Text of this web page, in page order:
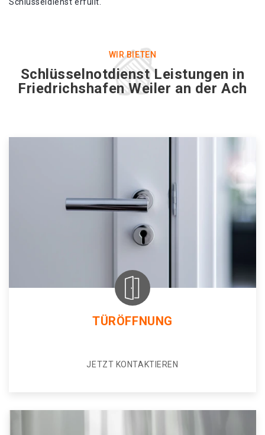
WIR BIETEN
Schlüsselnotdienst Leistungen in
Friedrichshafen Weiler an der Ach
TÜRÖFFNUNG
JETZT KONTAKTIEREN